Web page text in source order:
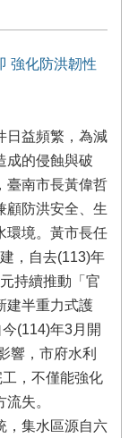
強化防洪韌性
日益頻繁，為減
成的侵蝕與破
臺南市長黃偉哲
顧防洪安全、生
環境。黃市長任
，自去(113)年
持續推動「官
建半重力式護
(114)年3月開
響，市府水利
，不僅能強化
失。
，集水區源自六